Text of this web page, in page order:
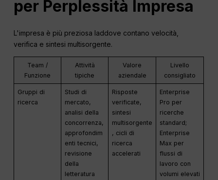
per Perplessità Impresa
L'impresa è più preziosa laddove contano velocità,
verifica e sintesi multisorgente.
Team /
Funzione
Attività
tipiche
Valore
aziendale
Livello
consigliato
Gruppi di
ricerca
Studi di
mercato,
analisi della
concorrenza,
approfondim
enti tecnici,
revisione
della
letteratura
Risposte
verificate,
sintesi
multisorgente
, cicli di
ricerca
accelerati
Enterprise
Pro per
ricerche
standard;
Enterprise
Max per
flussi di
lavoro con
volumi elevati